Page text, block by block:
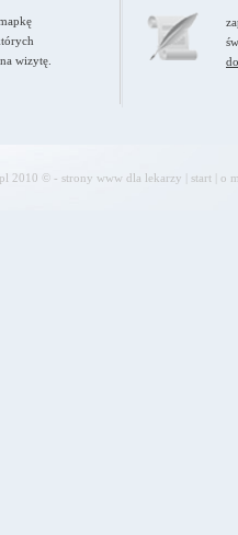
wizytę.
2010 © - strony www dla lekarzy start o